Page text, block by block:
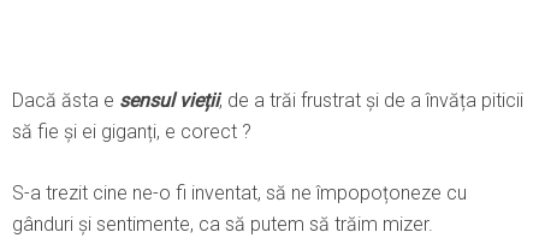
Dacă ăsta e sensul vieții, de a trăi frustrat și de a învăța piticii
să fie și ei giganți, e corect ?
S-a trezit cine ne-o fi inventat, să ne împopoțoneze cu
gânduri și sentimente, ca să putem să trăim mizer.